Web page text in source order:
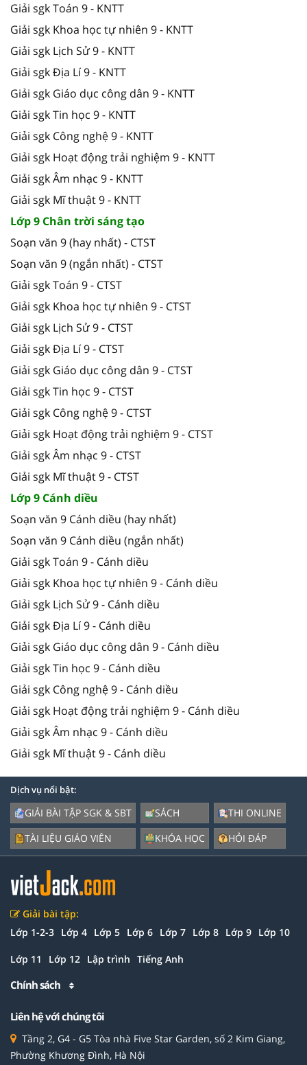
Giải sgk Toán 9 - KNTT
Giải sgk Khoa học tự nhiên 9 - KNTT
Giải sgk Lịch Sử 9 - KNTT
Giải sgk Địa Lí 9 - KNTT
Giải sgk Giáo dục công dân 9 - KNTT
Giải sgk Tin học 9 - KNTT
Giải sgk Công nghệ 9 - KNTT
Giải sgk Hoạt động trải nghiệm 9 - KNTT
Giải sgk Âm nhạc 9 - KNTT
Giải sgk Mĩ thuật 9 - KNTT
Lớp 9 Chân trời sáng tạo
Soạn văn 9 (hay nhất) - CTST
Soạn văn 9 (ngắn nhất) - CTST
Giải sgk Toán 9 - CTST
Giải sgk Khoa học tự nhiên 9 - CTST
Giải sgk Lịch Sử 9 - CTST
Giải sgk Địa Lí 9 - CTST
Giải sgk Giáo dục công dân 9 - CTST
Giải sgk Tin học 9 - CTST
Giải sgk Công nghệ 9 - CTST
Giải sgk Hoạt động trải nghiệm 9 - CTST
Giải sgk Âm nhạc 9 - CTST
Giải sgk Mĩ thuật 9 - CTST
Lớp 9 Cánh diều
Soạn văn 9 Cánh diều (hay nhất)
Soạn văn 9 Cánh diều (ngắn nhất)
Giải sgk Toán 9 - Cánh diều
Giải sgk Khoa học tự nhiên 9 - Cánh diều
Giải sgk Lịch Sử 9 - Cánh diều
Giải sgk Địa Lí 9 - Cánh diều
Giải sgk Giáo dục công dân 9 - Cánh diều
Giải sgk Tin học 9 - Cánh diều
Giải sgk Công nghệ 9 - Cánh diều
Giải sgk Hoạt động trải nghiệm 9 - Cánh diều
Giải sgk Âm nhạc 9 - Cánh diều
Giải sgk Mĩ thuật 9 - Cánh diều
Dịch vụ nổi bật:
GIẢI BÀI TẬP SGK & SBT
TÀI LIỆU GIÁO VIÊN
SÁCH
KHÓA HỌC
THI ONLINE
HỎI ĐÁP
Giải bài tập:
Lớp 1-2-3 Lớp 4 Lớp 5 Lớp 6 Lớp 7 Lớp 8 Lớp 9 Lớp 10
Lớp 11 Lớp 12 Lập trình Tiếng Anh
Chính sách
Liên hệ với chúng tôi
Tầng 2, G4 - G5 Tòa nhà Five Star Garden, số 2 Kim Giang,
Phường Khương Đình, Hà Nội